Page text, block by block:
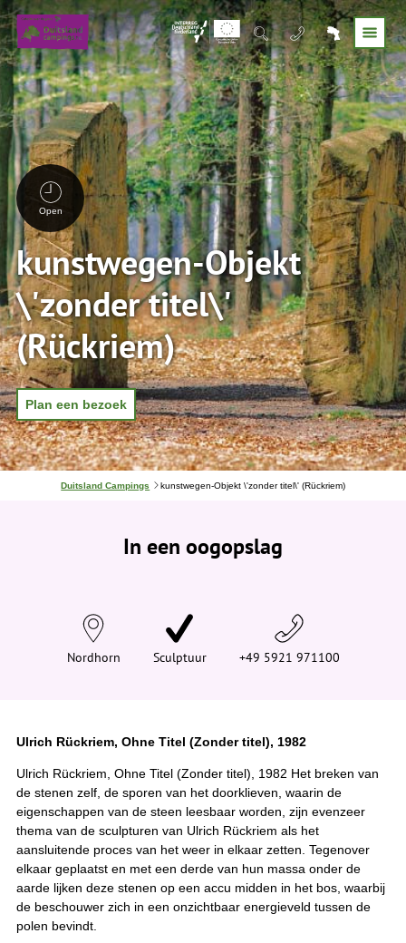
Open
kunstwegen-Objekt
\'zonder titel\'
(Rückriem)
Plan een bezoek
J
Duitsland Campings kunstwegen-Objekt \'zonder titel\' (Rückriem)
In een oogopslag
Nordhorn Sculptuur +49 5921 971100
Ulrich Rückriem, Ohne Titel (Zonder titel), 1982
Ulrich Rückriem, Ohne Titel (Zonder titel), 1982 Het breken van
de stenen zelf, de sporen van het doorklieven, waarin de
eigenschappen van de steen leesbaar worden, zijn evenzeer
thema van de sculpturen van Ulrich Rückriem als het
aansluitende proces van het weer in elkaar zetten. Tegenover
elkaar geplaatst en met een derde van hun massa onder de
aarde lijken deze stenen op een accu midden in het bos, waarbij
de beschouwer zich in een onzichtbaar energieveld tussen de
polen bevindt.